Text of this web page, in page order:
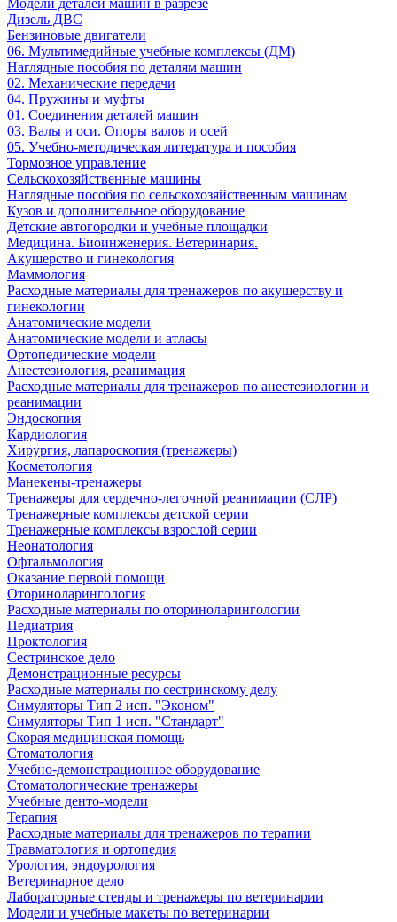
Модели деталей машин в разрезе
Дизель ДВС
Бензиновые двигатели
06. Мультимедийные учебные комплексы (ДМ)
Наглядные пособия по деталям машин
02. Механические передачи
04. Пружины и муфты
01. Соединения деталей машин
03. Валы и оси. Опоры валов и осей
05. Учебно-методическая литература и пособия
Тормозное управление
Сельскохозяйственные машины
Наглядные пособия по сельскохозяйственным машинам
Кузов и дополнительное оборудование
Детские автогородки и учебные площадки
Медицина. Биоинженерия. Ветеринария.
Акушерство и гинекология
Маммология
Расходные материалы для тренажеров по акушерству и
гинекологии
Анатомические модели
Анатомические модели и атласы
Ортопедические модели
Анестезиология, реанимация
Расходные материалы для тренажеров по анестезиологии и
реанимации
Эндоскопия
Кардиология
Хирургия, лапароскопия (тренажеры)
Косметология
Манекены-тренажеры
Тренажеры для сердечно-легочной реанимации (СЛР)
Тренажерные комплексы детской серии
Тренажерные комплексы взрослой серии
Неонатология
Офтальмология
Оказание первой помощи
Оториноларингология
Расходные материалы по оториноларингологии
Педиатрия
Проктология
Сестринское дело
Демонстрационные ресурсы
Расходные материалы по сестринскому делу
Симуляторы Тип 2 исп. "Эконом"
Симуляторы Тип 1 исп. "Стандарт"
Скорая медицинская помощь
Стоматология
Учебно-демонстрационное оборудование
Стоматологические тренажеры
Учебные денто-модели
Терапия
Расходные материалы для тренажеров по терапии
Травматология и ортопедия
Урология, эндоурология
Ветеринарное дело
Лабораторные стенды и тренажеры по ветеринарии
Модели и учебные макеты по ветеринарии